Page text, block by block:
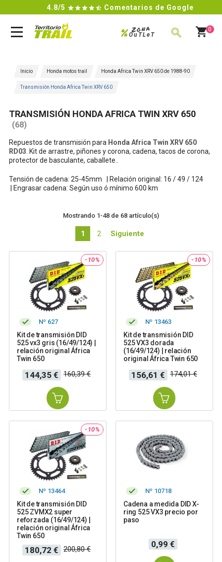
4.8/5Comentarios de Google
Zona
%OuTLeT
0
Inicio Honda motos trail Honda Africa Twin XRV 650 de 1988-90
Transmisión Honda Africa Twin XRV 650
TRANSMISIÓN HONDA AFRICA TWIN XRV 650
(68)
Repuestos de transmisión para Honda Africa Twin XRV 650
RD03 . Kit de arrastre, piñones y corona, cadena, tacos de corona,
protector de basculante, caballete..
Tensión de cadena: 25-45mm |
Relación original: 16 / 49 / 124
Engrasar cadena: Según uso ó mínimo 600 km
Mostrando 1-48 de 68 artículo(s)
1 2 Siguiente
-10%
Nº 627
Kit de transmisión DID
525 vx3 gris (16/49/124) |
relación original África
Twin 650
Precio
144,35 €
Precio
base
160,39 €
-10%
Nº 13463
Kit de transmisión DID
525 VX3 dorada
(16/49/124) | relación
original África Twin 650
Precio
156,61 €
Precio
base
174,01 €
-10%
Nº 13464
Kit de transmisión DID
525 ZVMX2 super
reforzada (16/49/124) |
relación original África
Twin 650
Precio
180,72 €
Precio
base
200,80 €
Nº 10718
Cadena a medida DID X-
ring 525 VX3 precio por
paso
Precio
0,99 €